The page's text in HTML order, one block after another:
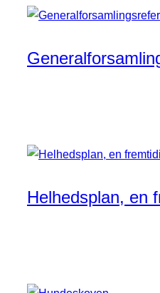
Helhedsplan, en